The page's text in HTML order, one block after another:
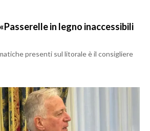
in legno inaccessibili
presenti sul litorale è il consigliere